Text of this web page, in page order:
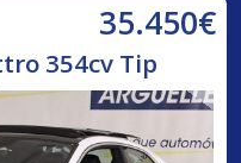
35.450€
354cv Tip